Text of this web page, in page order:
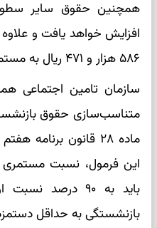
۵۸۶ هزار و ۴۷۱ ریال به مستمری آنان افزوده می‌شود.
سازمان تامین اجتماعی
ماده ۲۸ قانون
این فرمول، نسبت
باید به ۹۰ درصد
بازنشستگی به حداقل